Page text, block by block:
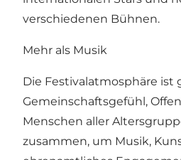
verschiedenen Bühnen.
Mehr als Musik
Die Festivalatmosphäre ist
Gemeinschaftsgefühl,
Menschen aller
zusammen, um Musik,